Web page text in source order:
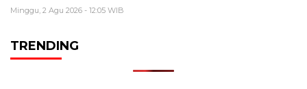
Minggu, 2 Agu 2026 - 12:05 WIB
TRENDING